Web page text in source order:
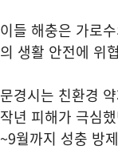
이들 해충은 가로
의 생활 안전에 위
문경시는 친환경
작년 피해가 극심
~9월까지 성충 방